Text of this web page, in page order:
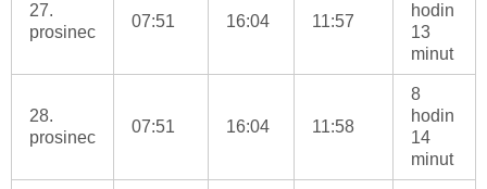
27.
prosinec
07:51 16:04 11:57
hodin
13
minut
28.
prosinec
07:51 16:04 11:58
8
hodin
14
minut